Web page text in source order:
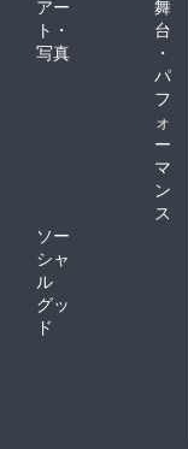
アー
ト・
写真
舞
台
・
パ
フ
ォ
ー
マ
ン
ス
ソー
シャ
ル
グッ
ド